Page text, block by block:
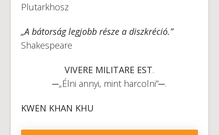
Plutarkhosz
„A bátorság legjobb része a diszkréció.”
Shakespeare
VIVERE MILITARE EST.
─„Élni annyi, mint harcolni”─.
KWEN KHAN KHU